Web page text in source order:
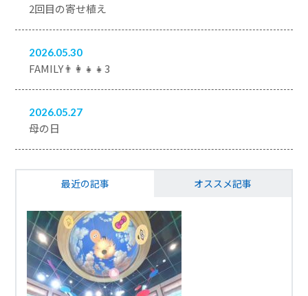
2回目の寄せ植え
2026.05.30
FAMILY👨‍👩‍👧‍👧3
2026.05.27
母の日
最近の記事 オススメ記事